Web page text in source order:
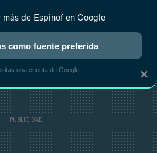
NUEVO
ANIME RANKINGS CINE ×
más de Espinof en Google
como fuente preferida
una cuenta de Google